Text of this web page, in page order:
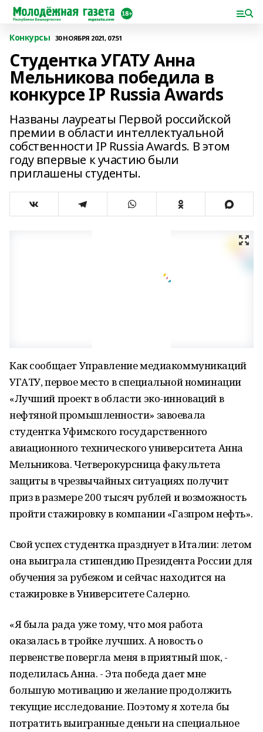
Конкурсы 30 НОЯБРЯ 2021, 07:51
Студентка УГАТУ Анна
Мельникова победила в
конкурсе IP Russia Awards
Названы лауреаты Первой российской
премии в области интеллектуальной
собственности IP Russia Awards. В этом
году впервые к участию были
приглашены студенты.
Как сообщает Управление медиакоммуникаций
УГАТУ, первое место в специальной номинации
«Лучший проект в области эко-инноваций в
нефтяной промышленности» завоевала
студентка Уфимского государственного
авиационного технического университета Анна
Мельникова. Четверокурсница факультета
защиты в чрезвычайных ситуациях получит
приз в размере 200 тысяч рублей и возможность
пройти стажировку в компании «Газпром нефть».
Свой успех студентка празднует в Италии: летом
она выиграла стипендию Президента России для
обучения за рубежом и сейчас находится на
стажировке в Университете Салерно.
«Я была рада уже тому, что моя работа
оказалась в тройке лучших. А новость о
первенстве повергла меня в приятный шок, -
поделилась Анна. - Эта победа дает мне
большую мотивацию и желание продолжить
текущие исследование. Поэтому я хотела бы
потратить выигранные деньги на специальное